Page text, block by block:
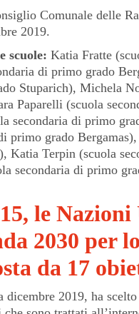
Comunale delle
2019.
scuole: Katia Fratte
di primo grado
Stuparich), Michela
Paparelli (scuola
secondaria di primo
primo grado
Katia Terpin (scuola
secondaria di primo
le
2030 per
da 17
dicembre 2019, ha